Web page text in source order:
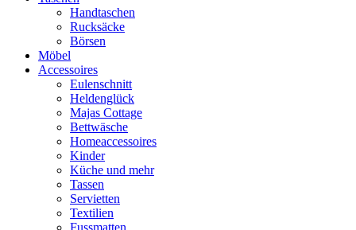
Handtaschen
Rucksäcke
Börsen
Möbel
Accessoires
Eulenschnitt
Heldenglück
Majas Cottage
Bettwäsche
Homeaccessoires
Kinder
Küche und mehr
Tassen
Servietten
Textilien
Fussmatten